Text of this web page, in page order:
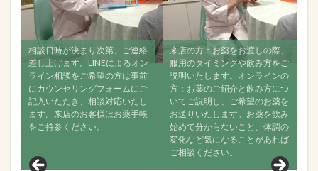
、ご連絡
よるオン
方は事前
ームにご
応いたし
お薬手帳
来店の方：お薬をお渡しの際、
服用のタイミングや飲み方をご
説明いたします。オンラインの
方：お薬のご紹介と飲み方につ
いてご説明し、ご希望のお薬を
お送りいたします。お薬を飲み
始めて分からないこと、体調の
変化など気になることがあれば
すべて飲み終えましたら、
ご相談ください。ご来店で
ンラインでも構いませんの
なるべく経過をご連絡くださ
い。お薬が効いているか、
で何か変化がなかったかどう
か、舌の状態はどうか？な
聞きし、その後の状態につ
見ていきます。